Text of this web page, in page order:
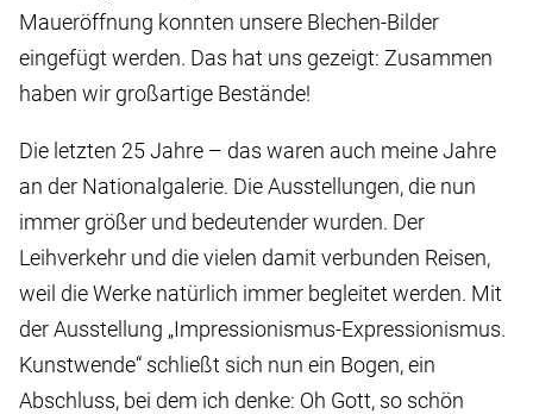
Maueröffnung konnten unsere Blechen-Bilder
eingefügt werden. Das hat uns gezeigt: Zusammen
haben wir großartige Bestände!
Die letzten 25 Jahre – das waren auch meine Jahre
an der Nationalgalerie. Die Ausstellungen, die nun
immer größer und bedeutender wurden. Der
Leihverkehr und die vielen damit verbunden Reisen,
weil die Werke natürlich immer begleitet werden. Mit
der Ausstellung „Impressionismus-Expressionismus.
Kunstwende“ schließt sich nun ein Bogen, ein
Abschluss, bei dem ich denke: Oh Gott, so schön